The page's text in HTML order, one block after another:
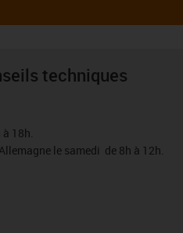
techniques
18h.
le samedi de 8h à 12h.